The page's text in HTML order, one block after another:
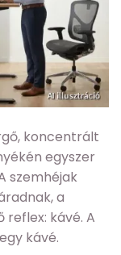
koncentrált
egyszer
szemhéjak
a
reflex: kávé. A
kávé.